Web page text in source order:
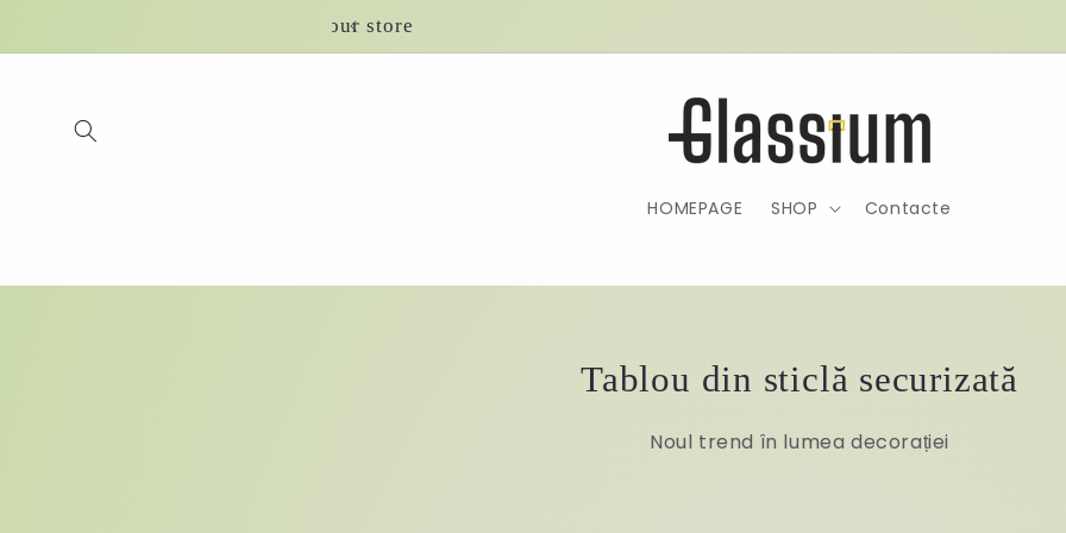
HOMEPAGE SHOP Contacte
Tablou din sticlă securizată
Noul trend în lumea decorației